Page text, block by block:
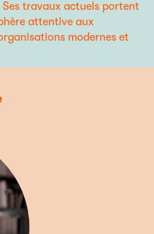
travaux actuels portent
attentive aux
modernes et